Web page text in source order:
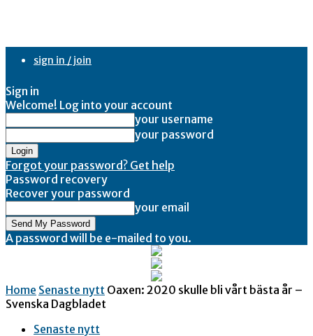
sign in / join
Sign in
Welcome! Log into your account
your username
your password
Forgot your password? Get help
Password recovery
Recover your password
your email
A password will be e-mailed to you.
Home Senaste nytt Oaxen: 2020 skulle bli vårt bästa år –
Svenska Dagbladet
Senaste nytt